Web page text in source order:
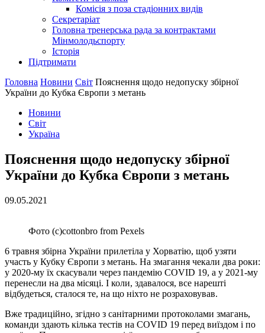
Комісія з поза стадіонних видів
Секретаріат
Головна тренерська рада за контрактами
Мінмолодьспорту
Історія
Підтримати
Головна Новини Світ Пояснення щодо недопуску збірної
України до Кубка Європи з метань
Новини
Світ
Україна
Пояснення щодо недопуску збірної
України до Кубка Європи з метань
09.05.2021
Фото (с)cottonbro from Pexels
6 травня збірна України прилетіла у Хорватію, щоб узяти
участь у Кубку Європи з метань. На змагання чекали два роки:
у 2020-му їх скасували через пандемію COVID 19, а у 2021-му
перенесли на два місяці. І коли, здавалося, все нарешті
відбудеться, сталося те, на що ніхто не розраховував.
Вже традиційно, згідно з санітарними протоколами змагань,
команди здають кілька тестів на COVID 19 перед виїздом і по